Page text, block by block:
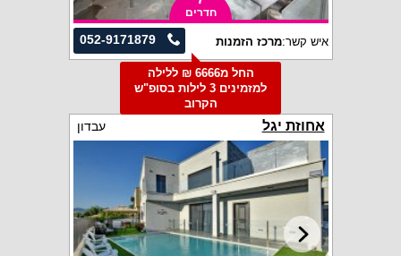
חדרים
052-9171879 איש קשר:מרכז הזמנות
החל מ6666 ₪ ללילה
למזמינים 3 לילות בסופ"ש
הקרוב
אחוזת יגל עבדון